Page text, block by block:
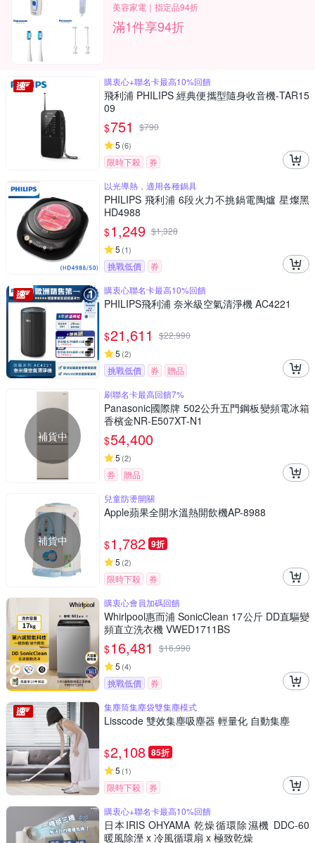
美容家電｜指定品94折
滿1件享94折
購衷心+聯名卡最高10%回饋
飛利浦 PHILIPS 經典便攜型隨身收音機-TAR15
09
$751 $790
5 (6)
限時下殺
券
以光導熱，適用各種鍋具
PHILIPS 飛利浦 6段火力不挑鍋電陶爐 星燦黑
HD4988
$1,249 $1,328
5 (1)
挑戰低價
券
購衷心聯名卡最高10%回饋
PHILIPS飛利浦 奈米級空氣清淨機 AC4221
$21,611 $22,990
5 (2)
挑戰低價 券 贈品
補貨中
刷聯名卡最高回饋7%
Panasonic國際牌 502公升五門鋼板變頻電冰箱
香檳金NR-E507XT-N1
$54,400
5 (2)
券 贈品
補貨中
兒童防燙開關
Apple蘋果全開水溫熱開飲機AP-8988
$1,782 9折
5 (2)
限時下殺
券
購衷心會員加碼回饋
Whirlpool惠而浦 SonicClean 17公斤 DD直驅變
頻直立洗衣機 VWED1711BS
$16,481 $16,990
5 (4)
挑戰低價
券
集塵筒集塵袋雙集塵模式
Lisscode 雙效集塵吸塵器 輕量化 自動集塵
$2,108 85折
5 (1)
限時下殺
券
購衷心+聯名卡最高10%回饋
日本IRIS OHYAMA 乾燥循環除濕機 DDC-60
暖風除溼 x 冷風循環扇 x 極致乾燥